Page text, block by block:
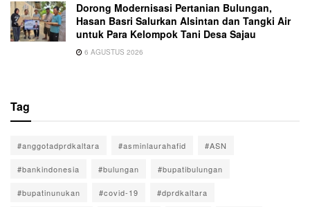
Dorong Modernisasi Pertanian Bulungan,
Hasan Basri Salurkan Alsintan dan Tangki Air
untuk Para Kelompok Tani Desa Sajau
6 AGUSTUS 2026
Tag
#anggotadprdkaltara #asminlaurahafid #ASN
#bankindonesia #bulungan #bupatibulungan
#bupatinunukan #covid-19 #dprdkaltara